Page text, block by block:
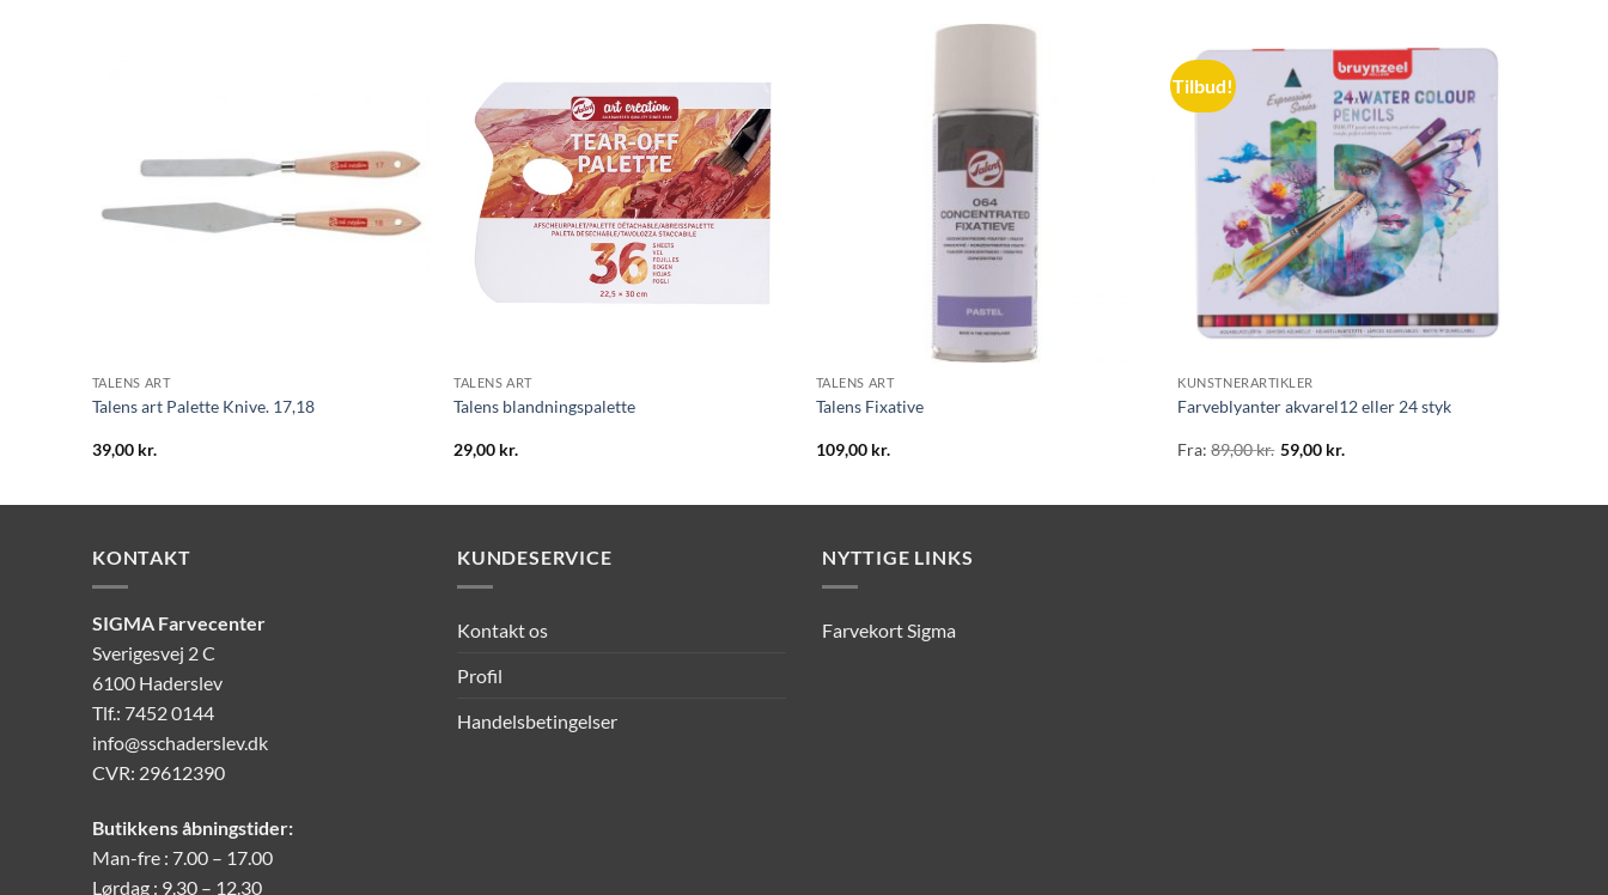
TALENS ART
Talens art Palette Knive. 17,18
39,00 kr.
TALENS ART
Talens blandningspalette
29,00 kr.
TALENS ART
Talens Fixative
109,00 kr.
Tilbud!
KUNSTNERARTIKLER
Farveblyanter akvarel12 eller 24 styk
Fra:89,00kr. 59,00 kr.
KONTAKT
SIGMA Farvecenter
Sverigesvej 2 C
6100 Haderslev
Tlf.: 7452 0144
info@sschaderslev.dk
CVR: 29612390
Butikkens åbningstider:
Man-fre : 7.00 – 17.00
Lørdag : 9.30 – 12.30
KUNDESERVICE
Kontakt os
Profil
Handelsbetingelser
NYTTIGE LINKS
Farvekort Sigma